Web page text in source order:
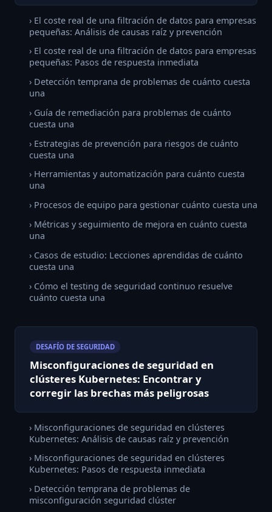
› El coste real de una filtración de datos para empresas
pequeñas: Análisis de causas raíz y prevención
› El coste real de una filtración de datos para empresas
pequeñas: Pasos de respuesta inmediata
› Detección temprana de problemas de cuánto cuesta
una
› Guía de remediación para problemas de cuánto
cuesta una
› Estrategias de prevención para riesgos de cuánto
cuesta una
› Herramientas y automatización para cuánto cuesta
una
› Procesos de equipo para gestionar cuánto cuesta una
› Métricas y seguimiento de mejora en cuánto cuesta
una
› Casos de estudio: Lecciones aprendidas de cuánto
cuesta una
› Cómo el testing de seguridad continuo resuelve
cuánto cuesta una
DESAFÍO DE SEGURIDAD
Misconfiguraciones de seguridad en
clústeres Kubernetes: Encontrar y
corregir las brechas más peligrosas
› Misconfiguraciones de seguridad en clústeres
Kubernetes: Análisis de causas raíz y prevención
› Misconfiguraciones de seguridad en clústeres
Kubernetes: Pasos de respuesta inmediata
› Detección temprana de problemas de
misconfiguración seguridad clúster